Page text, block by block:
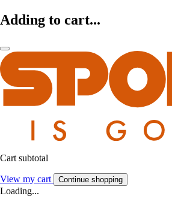
Adding to cart...
Cart subtotal
View my cart Continue shopping
Loading...